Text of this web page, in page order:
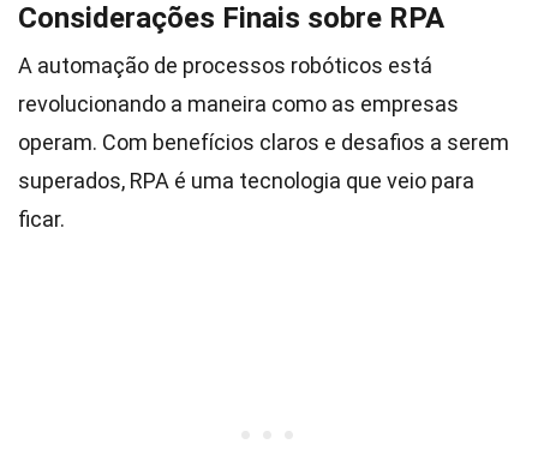
Considerações Finais sobre RPA
A automação de processos robóticos está
revolucionando a maneira como as empresas
operam. Com benefícios claros e desafios a serem
superados, RPA é uma tecnologia que veio para
ficar.